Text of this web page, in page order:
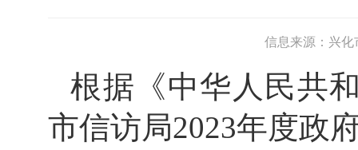
信息来源：兴化
根据《中华人民共
市信访局2023年度政